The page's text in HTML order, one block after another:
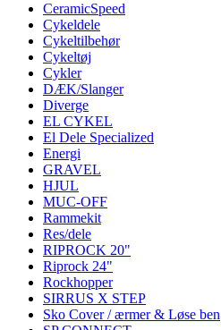
CeramicSpeed
Cykeldele
Cykeltilbehør
Cykeltøj
Cykler
DÆK/Slanger
Diverge
EL CYKEL
El Dele Specialized
Energi
GRAVEL
HJUL
MUC-OFF
Rammekit
Res/dele
RIPROCK 20"
Riprock 24"
Rockhopper
SIRRUS X STEP
Sko Cover / ærmer & Løse ben